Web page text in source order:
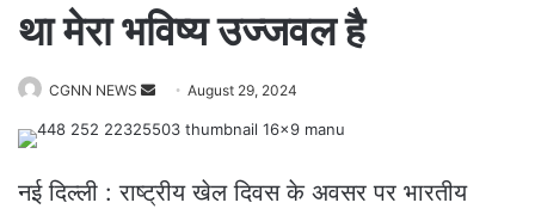
था मेरा भविष्य उज्जवल है
CGNN NEWS
e
d
a
August 29, 2024
नई दिल्ली : राष्ट्रीय खेल दिवस के अवसर पर भारतीय